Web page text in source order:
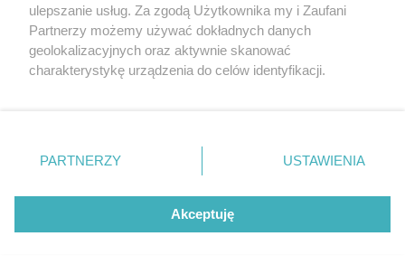
Specjalnie dla Was postanowiliśmy stworzyć rozgłośnię radiową
częstotliwościach: 93.7 FM, 95.2 FM, 103.7 FM, 94.9 FM dla mieszkańców
wschodniej i południowej Wielkopolski (Września, Środa Wlkp., Słupca,
ulepszanie usług. Za zgodą Użytkownika my i Zaufani
Partnerzy możemy używać dokładnych danych
geolokalizacyjnych oraz aktywnie skanować
charakterystykę urządzenia do celów identyfikacji.
zmienić/wycofać klikając przycisk ustawień prywatności
znajdujący się w lewym dolnym rogu strony
. Niektóre
użytkownika, ale masz prawo sprzeciwić się takiemu
przetwarzaniu. Preferencje będą miały zastosowania tylko
PARTNERZY USTAWIENIA
Akceptuję